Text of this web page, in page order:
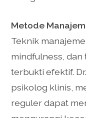
Metode
Teknik
mindfulness,
terbukti efektif.
psikolog klinis,
reguler dapat